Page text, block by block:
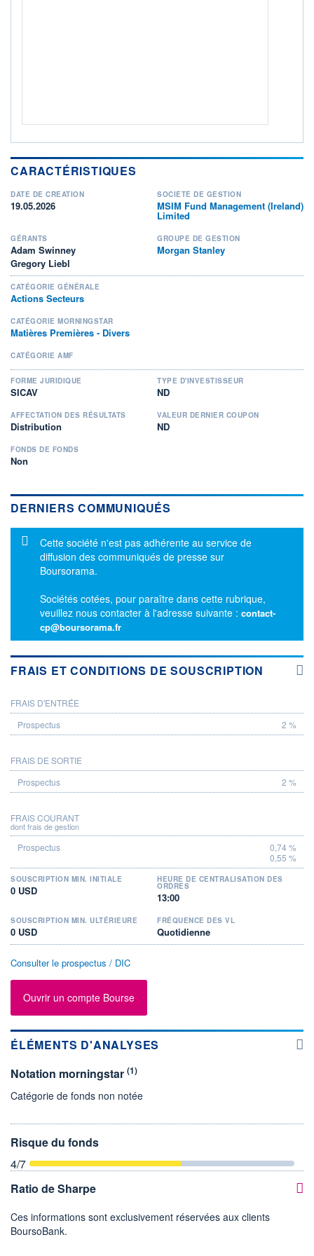
+ PORTEFEUILLE + LISTE
CARACTÉRISTIQUES
DATE DE CRÉATION
19.05.2026
SOCIÉTÉ DE GESTION
MSIM Fund Management (Ireland)
Limited
GÉRANTS
Adam Swinney
Gregory Liebl
GROUPE DE GESTION
Morgan Stanley
CATÉGORIE GÉNÉRALE
Actions Secteurs
CATÉGORIE MORNINGSTAR
Matières Premières - Divers
CATÉGORIE AMF
FORME JURIDIQUE
SICAV
TYPE D'INVESTISSEUR
ND
AFFECTATION DES RÉSULTATS
Distribution
VALEUR DERNIER COUPON
ND
FONDS DE FONDS
Non
DERNIERS COMMUNIQUÉS
Message d'information
Cette société n'est pas adhérente au service de
diffusion des communiqués de presse sur
Boursorama.
Sociétés cotées, pour paraître dans cette rubrique,
veuillez nous contacter à l'adresse suivante : contact-
cp@boursorama.fr
FRAIS ET CONDITIONS DE SOUSCRIPTION
PROSPECTUS
FRAIS D'ENTRÉE
2 %
FRAIS DE SORTIE
2 %
FRAIS COURANT
dont frais de gestion
0,74 %
0,55 %
SOUSCRIPTION MIN. INITIALE
0 USD
HEURE DE CENTRALISATION DES
ORDRES
13:00
SOUSCRIPTION MIN. ULTÉRIEURE
0 USD
FRÉQUENCE DES VL
Quotidienne
Consulter le prospectus / DIC
Ouvrir un compte Bourse
ÉLÉMENTS D'ANALYSES
Notation morningstar (1)
Catégorie de fonds non notée
Risque du fonds
4/7
Ratio de Sharpe
Ces informations sont exclusivement réservées aux clients
BoursoBank.